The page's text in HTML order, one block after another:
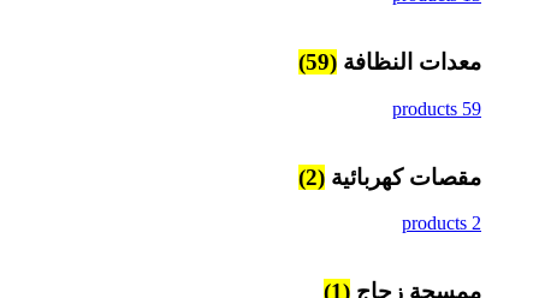
معدات النظافة (59)
59 products
مقصات كهربائية (2)
2 products
ممسحة زجاج (1)